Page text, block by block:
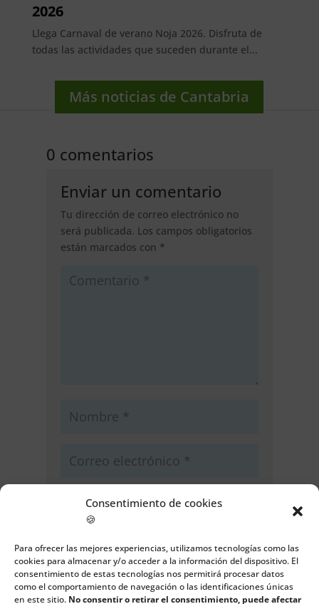
Consentimiento de cookies
🍪
Para ofrecer las mejores experiencias, utilizamos tecnologías como las
cookies para almacenar y/o acceder a la información del dispositivo. El
consentimiento de estas tecnologías nos permitirá procesar datos
como el comportamiento de navegación o las identificaciones únicas
en este sitio. No consentir o retirar el consentimiento, puede afectar
2026
Llega Carnaval de verano Noja 2026. Disfruta de
todas las actividades que suceden durante el...
Más noticias de Cantabria
0 comentarios
Enviar un comentario
Tu dirección de correo electrónico no
será publicada. Los campos obligatorios
están marcados con *
electrónico y web en este navegador
para la próxima vez que comente.